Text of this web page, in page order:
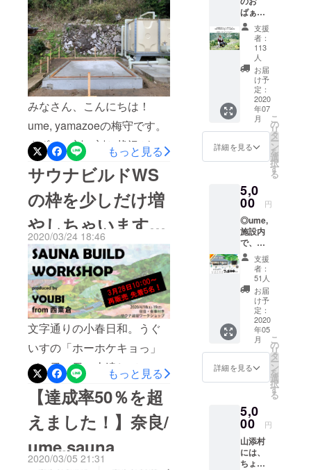
く姿勢に勇気をもらうよ」
などこの場所ができること
で、来て下さるみなさまに
楽しく、優しく、温かい気
持ちになってほしいと願っ
ていたのにも関わらず振り
返ると、むしろ私たちがパ
ワーと愛をいただいていた
んだなぁと感じています。
今回の最強最高のパート
ナーたち、野田クラクショ
ンべべーちゃんや、市橋正
太郎くん、YOUBI大島さ
ん、塚本さんにご協力いた
だきハードは、それはも
う、それはもう最高にかっ
こよくて気持ちがいいこと
間違いなし！のものができ
ました。ここからは、私た
ちume,saunaのスタッフ
が、この場所に愛をそそ
ぎ、育てていくターンにな
ります。そして、今回ご支
援いただいた皆様と一緒
じめて、はや6日。ついに、
べべちゃんや大島さんも参
戦し、全工程の約半分が終
わり、本格的な立ち上がり
のターンに入ってきまし
た！今回の相方、べべちゃ
んの名言。------------------------
----------------------------石を運
ぶ。穴を掘る。木を積む。
色を塗る。単純作業がひた
すら続くそれこそ、いいサ
ウナへの近道---------------------
-------------------------------とは聞
いていましたが、ここまで
とは…という想像を絶する
肉体労働。。しかし、これ
だけキツイ体験をすると、
それだけ愛はひとしおなも
ので、みなさんからいただ
いたご支援・ご声援は大切
に大切に、ひとつひとつの
材料・工事の中に織り込み
ながら建設を進めていま
す。そして、今日は以前よ
みなさん、こんにちは！
ume, yamazoeの梅守です。
まずは、刻一刻と状況が変
わっていく中、サウナビル
ドのワークショップをはじ
め、今回のクラウドファン
ディングの内容に関しても
自粛や変更などを させてい
ただいておりますが、ご理
解いただき心から感謝いた
します。また、状況が状況
なだけに、気軽な報告や決
断がなかなかできずせっか
くご支援いただいていたに
も関わらず活動報告はじめ
様々なご連絡が遅くなって
しまっていたことを 深くお
詫び申し上げます。申し訳
ございません。もちろん。
もっと見る
サウナビルドWS
の枠を少しだけ増
やしちゃいます！
【奈良/
ume,sauna】
2020/03/24 18:46
文字通りの小春日和。うぐ
いすの「ホーホケキョっ」
が、日に日に上達していく
ことが毎日わかる、ここ山
添村です！毎年、遅咲きの
お庭の紅梅が、やっと満開
になりました！みなさま、
特に都市部にお住まいの
もっと見る
【達成率50％を超
えました！】奈良/
ume,sauna
2020/03/05 21:31
づくりに取
り組んでお
ります。
まだまだ助
走中のプロ
ジェクト、
ぜひみなさ
んの応援・
ご支援をよ
ばぁ
ちゃ
ん、お
じぃ
ちゃん
達が、
心を込
めて作
るお野
菜たち
を、詰
め合わ
せにし
節によ
り、お
届けす
る内容
が変わ
りま
す。お
届けの
ご希望
時期
（月
日）を
お知ら
せくだ
さい。
（お野
菜や果
物、4種
援時に
備考欄
に記載
してく
ださ
い。）
支援
者：
113
人
お届
け予
定：
2020
年07
月
詳細を見る
こ
の
リ
タ
ー
ン
を
選
択
す
る
5,0
00 円
◎ume,
施設内
で、ど
んな内
容でも
使える
お得な
チケッ
トで
す！◎
宿泊割
引券に
するで
もよ
し、お
食事や
フェ、
施設内
で販売
してい
る野菜
や雑貨
支援
者：
51人
お届
け予
定：
2020
年05
月
詳細を見る
こ
の
リ
タ
ー
ン
を
選
択
す
る
5,0
00 円
山添村
には、
ちょっ